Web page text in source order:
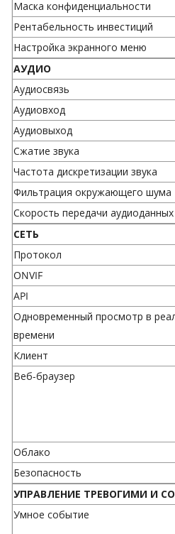
Маска конфиденциальности
Рентабельность инвестиций
Настройка экранного меню
АУДИО
Аудиосвязь
Аудиовход
Аудиовыход
Сжатие звука
Частота дискретизации звука
Фильтрация окружающего шума
Скорость передачи аудиоданных
СЕТЬ
Протокол
ONVIF
API
Одновременный просмотр в
времени
Клиент
Веб-браузер
Облако
Безопасность
УПРАВЛЕНИЕ ТРЕВОГИМИ И
Умное событие